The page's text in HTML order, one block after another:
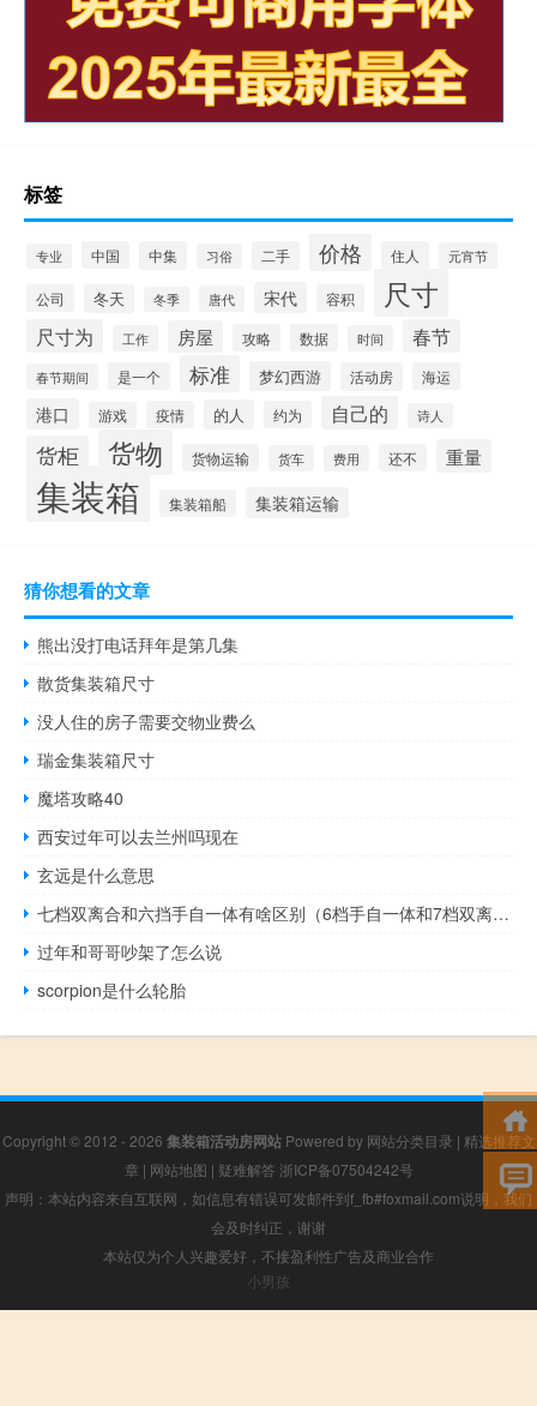
标签
专业 中国 中集 习俗 二手 价格 住人 元宵节
公司 冬天 冬季 唐代 宋代 容积 尺寸
尺寸为 工作 房屋 攻略 数据 时间 春节
春节期间 是一个 标准 梦幻西游 活动房 海运
港口 游戏 疫情 的人 约为 自己的 诗人
货柜 货物 货物运输 货车 费用 还不 重量
集装箱 集装箱船 集装箱运输
猜你想看的文章
熊出没打电话拜年是第几集
散货集装箱尺寸
没人住的房子需要交物业费么
瑞金集装箱尺寸
魔塔攻略40
西安过年可以去兰州吗现在
玄远是什么意思
七档双离合和六挡手自一体有啥区别（6档手自一体和7档双离合哪个好）
过年和哥哥吵架了怎么说
scorpion是什么轮胎
Copyright © 2012 - 2026 集装箱活动房网站Powered by 网站分类目录 | 精选推荐文
章 | 网站地图 | 疑难解答 浙ICP备07504242号
声明：本站内容来自互联网，如信息有错误可发邮件到f_fb#foxmail.com说明，我们
会及时纠正，谢谢
本站仅为个人兴趣爱好，不接盈利性广告及商业合作
小男孩